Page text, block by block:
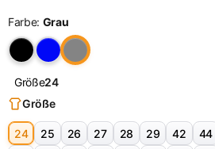
Farbe: Grau
Größe24
Größe
24 25 26 27 28 29 42 44